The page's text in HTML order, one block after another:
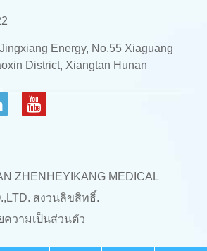
Energy, No.55 Xiaguang
District, Xiangtan Hunan
ZHENHEYIKANG MEDICAL
สงวนลิขสิทธิ์.
ความเป็นส่วนตัว